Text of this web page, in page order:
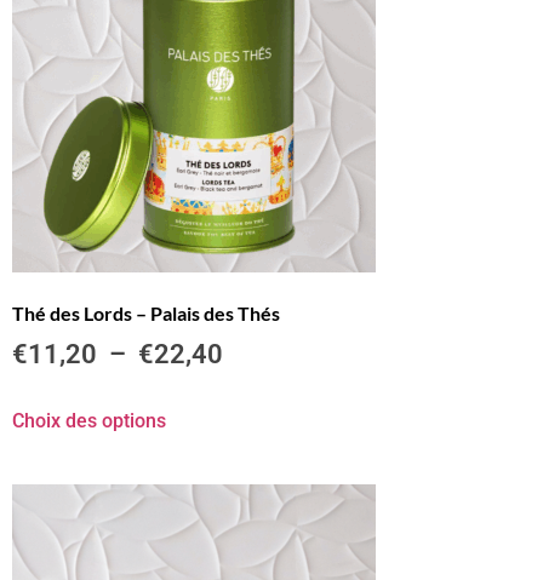
Thé des Lords – Palais des Thés
€11,20 – €22,40
Choix des options